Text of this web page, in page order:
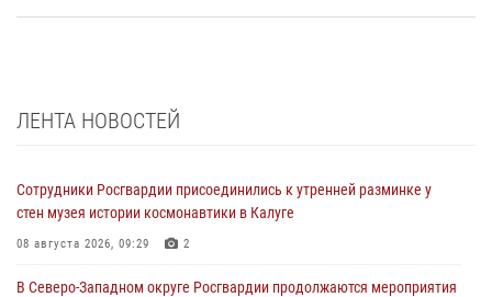
ЛЕНТА НОВОСТЕЙ
Сотрудники Росгвардии присоединились к утренней разминке у
стен музея истории космонавтики в Калуге
08 августа 2026, 09:29 2
В Северо-Западном округе Росгвардии продолжаются мероприятия